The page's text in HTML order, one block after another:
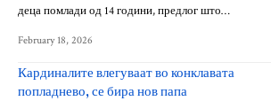
деца помлади од 14 години, предлог што…
February 18, 2026
Кардиналите влегуваат во конклавата
попладнево, се бира нов папа